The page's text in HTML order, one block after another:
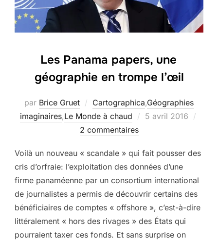
Les Panama papers, une
géographie en trompe l’œil
par Brice Gruet Cartographica,Géographies
imaginaires,Le Monde à chaud
Publié
5 avril 2016
2 commentaires
Voilà un nouveau « scandale » qui fait pousser des
cris d’orfraie: l’exploitation des données d’une
firme panaméenne par un consortium international
de journalistes a permis de découvrir certains des
bénéficiaires de comptes « offshore », c’est-à-dire
littéralement « hors des rivages » des États qui
pourraient taxer ces fonds. Et sans surprise on